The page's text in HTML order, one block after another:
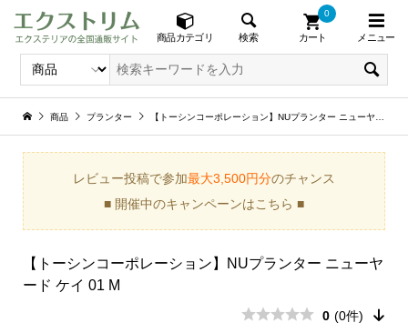
商品カテゴリ 検索 カート
0
メニュー
商品 プランター 【トーシンコーポレーション】NUプランター ニューヤード ケイ 01 M
レビュー投稿で参加最大3,500円分のチャンス
■ 開催中のキャンペーンはこちら ■
【トーシンコーポレーション】NUプランター ニューヤ
ード ケイ 01 M
0 (0件)